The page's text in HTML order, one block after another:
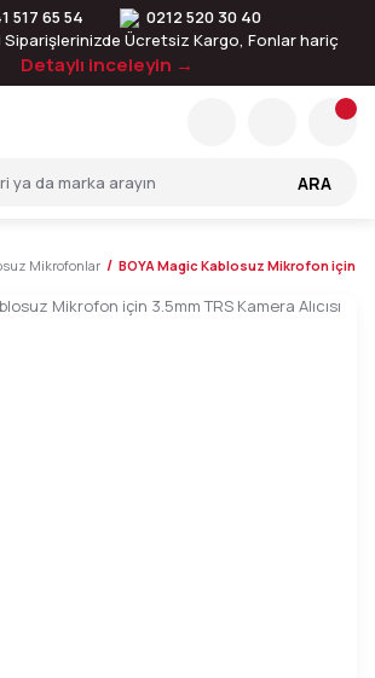
517 65 54
0212 520 30 40
Siparişlerinizde Ücretsiz Kargo, Fonlar hariç
Detaylı inceleyin →
ARA
Mikrofonlar BOYA Magic Kablosuz Mikrofon için